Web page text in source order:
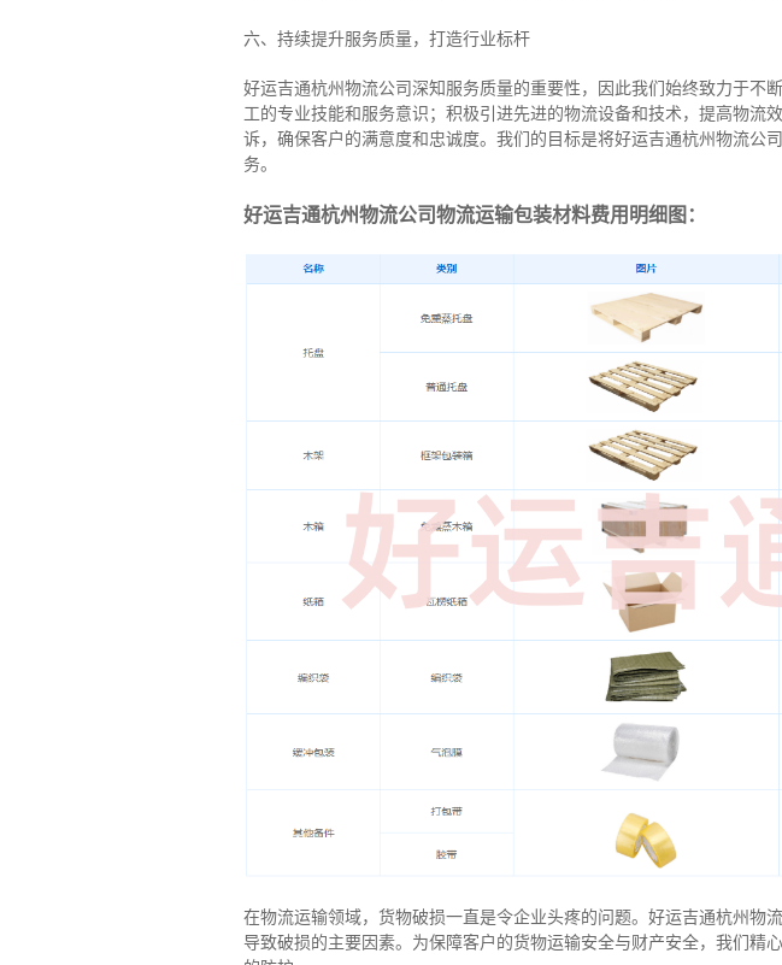
六、持续提升服务质量，打造行业标杆
好运吉通杭州物流公司深知服务质量的重要性，因此我们始终致力于不
工的专业技能和服务意识；积极引进先进的物流设备和技术，提高物
诉，确保客户的满意度和忠诚度。我们的目标是将好运吉通杭州物流公
务。
好运吉通杭州物流公司物流运输包装材料费用明细图：
在物流运输领域，货物破损一直是令企业头疼的问题。好运吉通杭州物
导致破损的主要因素。为保障客户的货物运输安全与财产安全，我们